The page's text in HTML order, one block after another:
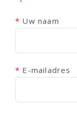
* Uw naam
* E-mailadres